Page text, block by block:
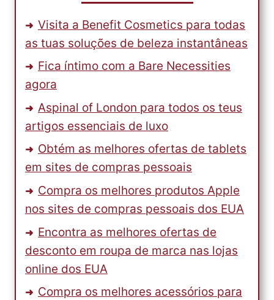
Visita a Benefit Cosmetics para todas
as tuas soluções de beleza instantâneas
Fica íntimo com a Bare Necessities
agora
Aspinal of London para todos os teus
artigos essenciais de luxo
Obtém as melhores ofertas de tablets
em sites de compras pessoais
Compra os melhores produtos Apple
nos sites de compras pessoais dos EUA
Encontra as melhores ofertas de
desconto em roupa de marca nas lojas
online dos EUA
Compra os melhores acessórios para